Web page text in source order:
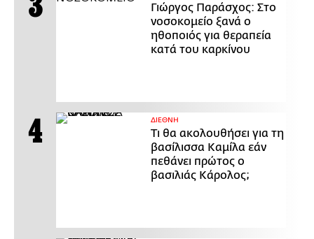
Γιώργος Παράσχος: Στο
νοσοκομείο ξανά ο
ηθοποιός για θεραπεία
κατά του καρκίνου
ΔΙΕΘΝΗ
Τι θα ακολουθήσει για τη
βασίλισσα Καμίλα εάν
πεθάνει πρώτος ο
βασιλιάς Κάρολος;